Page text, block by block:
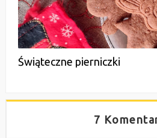
Świąteczne pierniczki
7